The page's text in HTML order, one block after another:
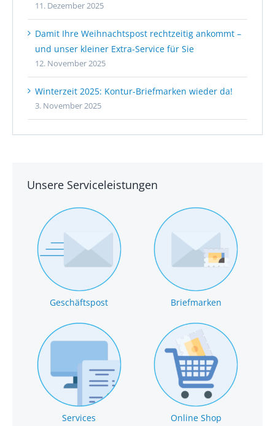
11. Dezember 2025
Damit Ihre Weihnachtspost rechtzeitig ankommt –
und unser kleiner Extra-Service für Sie
12. November 2025
Winterzeit 2025: Kontur-Briefmarken wieder da!
3. November 2025
Unsere Serviceleistungen
Geschäftspost Briefmarken
Services Online Shop